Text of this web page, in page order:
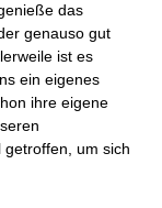
das
genauso gut
ist es
ein eigenes
ihre eigene
um sich